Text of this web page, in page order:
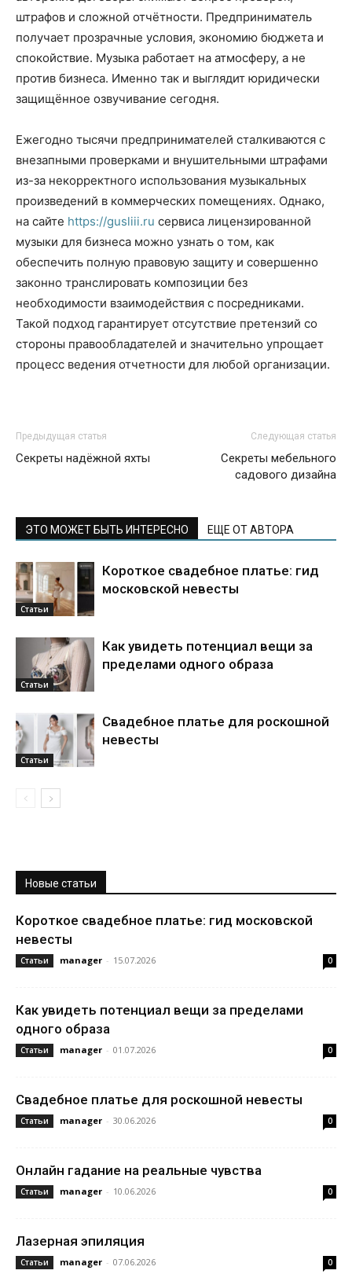
штрафов и сложной отчётности. Предприниматель
получает прозрачные условия, экономию бюджета и
спокойствие. Музыка работает на атмосферу, а не
против бизнеса. Именно так и выглядит юридически
защищённое озвучивание сегодня.
Ежегодно тысячи предпринимателей сталкиваются с
внезапными проверками и внушительными штрафами
из-за некорректного использования музыкальных
произведений в коммерческих помещениях. Однако,
на сайте https://gusliii.ru сервиса лицензированной
музыки для бизнеса можно узнать о том, как
обеспечить полную правовую защиту и совершенно
законно транслировать композиции без
необходимости взаимодействия с посредниками.
Такой подход гарантирует отсутствие претензий со
стороны правообладателей и значительно упрощает
процесс ведения отчетности для любой организации.
Предыдущая статья
Секреты надёжной яхты
Следующая статья
Секреты мебельного
садового дизайна
ЭТО МОЖЕТ БЫТЬ ИНТЕРЕСНО ЕЩЕ ОТ АВТОРА
Статьи
Короткое свадебное платье: гид
московской невесты
Статьи
Как увидеть потенциал вещи за
пределами одного образа
Статьи
Свадебное платье для роскошной
невесты
Новые статьи
Короткое свадебное платье: гид московской
невесты
Статьи manager - 15.07.2026 0
Как увидеть потенциал вещи за пределами
одного образа
Статьи manager - 01.07.2026 0
Свадебное платье для роскошной невесты
Статьи manager - 30.06.2026 0
Онлайн гадание на реальные чувства
Статьи manager - 10.06.2026 0
Лазерная эпиляция
Статьи manager - 07.06.2026 0